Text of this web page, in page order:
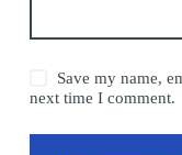
Save my name,
next time I comment.